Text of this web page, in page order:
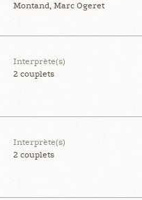
Montand, Marc Ogeret
Interprète(s)
2 couplets
Interprète(s)
2 couplets